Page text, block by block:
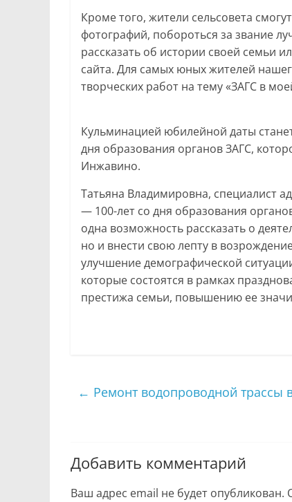
Кроме того, жители сельсовета
фотографий, побороться за звание
рассказать об истории своей семьи
сайта. Для самых юных жителей
творческих работ на тему «ЗАГС в
Кульминацией юбилейной даты
дня образования органов ЗАГС,
Инжавино.
Татьяна Владимировна, специалист
— 100-лет со дня образования
одна возможность рассказать о
но и внести свою лепту в
улучшение демографической
которые состоятся в рамках
престижа семьи, повышению ее
← Ремонт водопроводной трассы
Добавить комментарий
Ваш адрес email не будет опубликован.